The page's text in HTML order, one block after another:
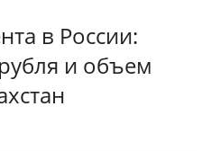
в России:
и объем